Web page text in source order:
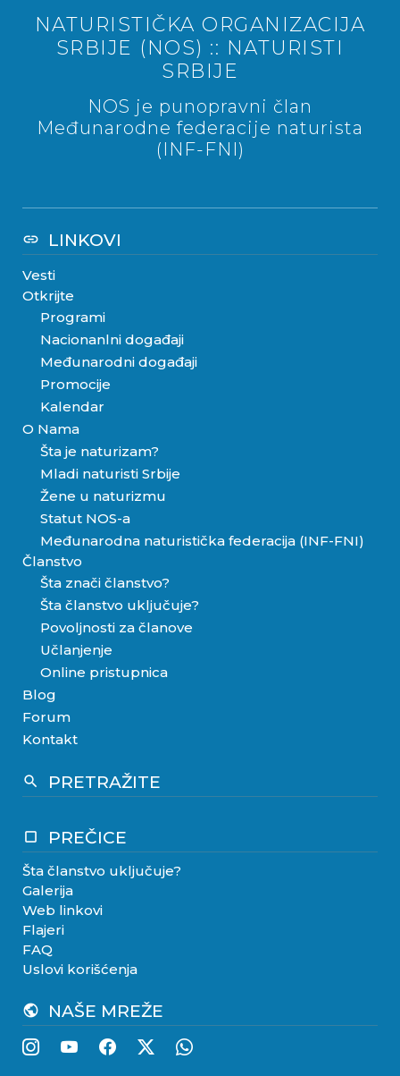
NATURISTIČKA ORGANIZACIJA
SRBIJE (NOS) :: NATURISTI
SRBIJE
NOS je punopravni član
Međunarodne federacije naturista
(INF-FNI)
link LINKOVI
Vesti
Otkrijte
Programi
Nacionanlni događaji
Međunarodni događaji
Promocije
Kalendar
O Nama
Šta je naturizam?
Mladi naturisti Srbije
Žene u naturizmu
Statut NOS-a
Međunarodna naturistička federacija (INF-FNI)
Članstvo
Šta znači članstvo?
Šta članstvo uključuje?
Povoljnosti za članove
Učlanjenje
Online pristupnica
Blog
Forum
Kontakt
search PRETRAŽITE
crop_square PREČICE
Šta članstvo uključuje?
Galerija
Web linkovi
Flajeri
FAQ
Uslovi korišćenja
public NAŠE MREŽE